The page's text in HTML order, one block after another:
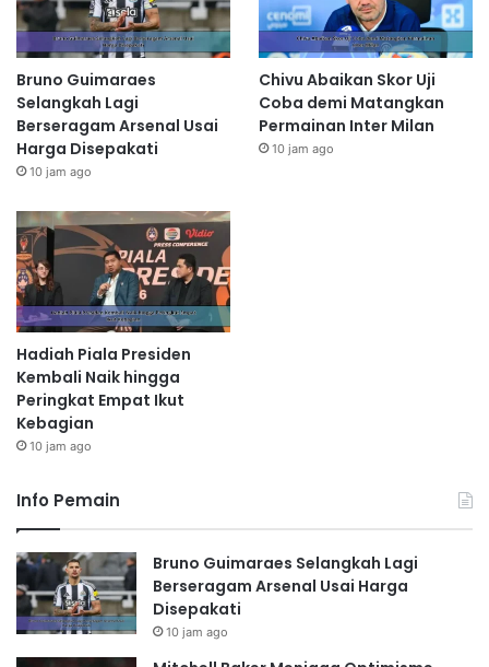
Bruno Guimaraes
Selangkah Lagi
Berseragam Arsenal Usai
Harga Disepakati
10 jam ago
Chivu Abaikan Skor Uji
Coba demi Matangkan
Permainan Inter Milan
10 jam ago
Hadiah Piala Presiden
Kembali Naik hingga
Peringkat Empat Ikut
Kebagian
10 jam ago
Info Pemain
Bruno Guimaraes Selangkah Lagi
Berseragam Arsenal Usai Harga
Disepakati
10 jam ago